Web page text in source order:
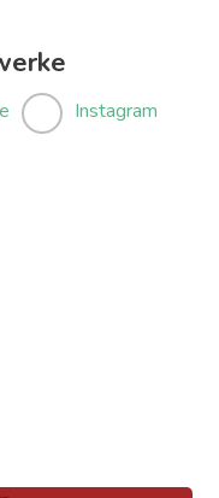
Instagram